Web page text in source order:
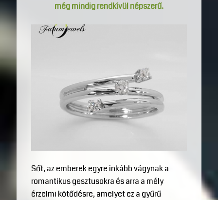
még mindig rendkívül népszerű.
Sőt, az emberek egyre inkább vágynak a
romantikus gesztusokra és arra a mély
érzelmi kötődésre, amelyet ez a gyűrű